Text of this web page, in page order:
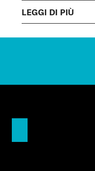
LEGGI DI PIÙ